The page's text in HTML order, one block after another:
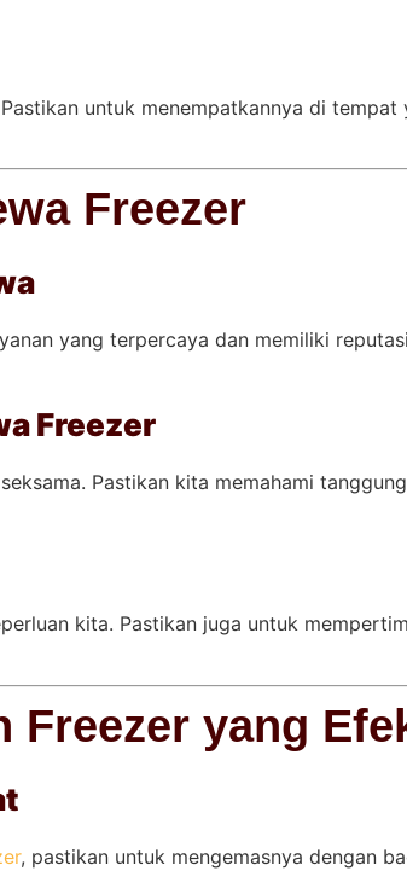
untuk menempatkannya di
Freezer
yang terpercaya dan memiliki
Freezer
Pastikan kita memahami
kita. Pastikan juga untuk
Freezer yang
, pastikan untuk mengemasnya dengan